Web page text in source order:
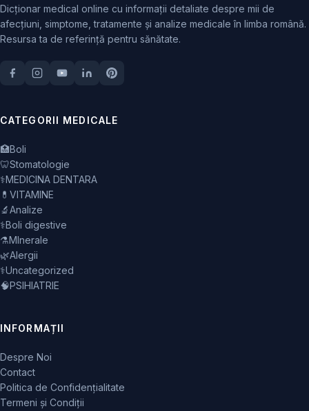
Dicționar medical online cu informații detaliate despre mii de
afecțiuni, simptome, tratamente și analize medicale în limba română.
Resursa ta de referință pentru sănătate.
CATEGORII MEDICALE
🏥Boli
🦷Stomatologie
⚕️MEDICINA DENTARA
💊 VITAMINE
🔬Analize
⚕️Boli digestive
⚗️MInerale
🌿Alergii
⚕️Uncategorized
🧠PSIHIATRIE
INFORMAȚII
Despre Noi
Contact
Politica de Confidențialitate
Termeni și Condiții